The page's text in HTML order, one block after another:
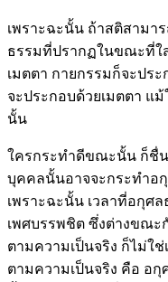
เพราะฉะนั้น ถ้าสติสามา
ธรรมที่ปรากฏในขณะที่ใ
เมตตา กายกรรมก็จะปร
จะประกอบด้วยเมตตา แ
นั้น
ใครกระทำดีขณะนั้น ก็ชื่
บุคคลนั้นอาจจะกระทำอ
เพราะฉะนั้น เวลาที่อกุศ
เพศบรรพชิต ซึ่งต่างขณะ
ตามความเป็นจริง ก็ไม่ใ
ตามความเป็นจริง คือ อ